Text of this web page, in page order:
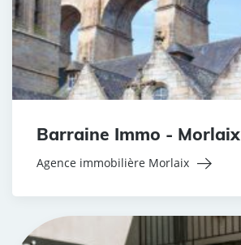
Barraine Immo - Morlaix
Agence immobilière Morlaix